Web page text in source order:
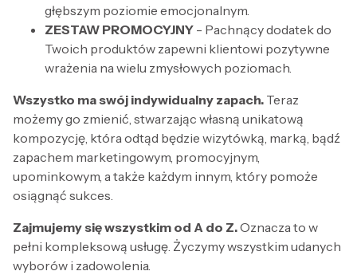
głębszym poziomie emocjonalnym.
ZESTAW PROMOCYJNY - Pachnący dodatek do
Twoich produktów zapewni klientowi pozytywne
wrażenia na wielu zmysłowych poziomach.
Wszystko ma swój indywidualny zapach. Teraz
możemy go zmienić, stwarzając własną unikatową
kompozycję, która odtąd będzie wizytówką, marką, bądź
zapachem marketingowym, promocyjnym,
upominkowym, a także każdym innym, który pomoże
osiągnąć sukces.
Zajmujemy się wszystkim od A do Z.Oznacza to w
pełni kompleksową usługę. Życzymy wszystkim udanych
wyborów i zadowolenia.